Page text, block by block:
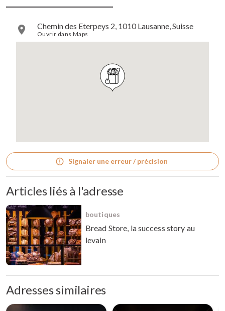
Chemin des Eterpeys 2, 1010 Lausanne, Suisse
Ouvrir dans Maps
Signaler une erreur / précision
Articles liés à l'adresse
boutiques
Bread Store, la success story au
levain
Adresses similaires